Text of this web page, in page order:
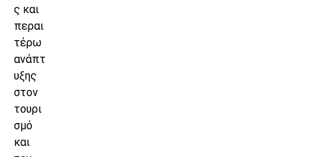
ς και
περαι
τέρω
ανάπτ
υξης
στον
τουρι
σμό
και